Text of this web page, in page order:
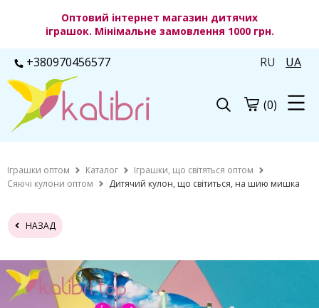
Оптовий інтернет магазин дитячих
іграшок. Мінімальне замовлення 1000 грн.
+380970456577 RU UA
(0)
Іграшки оптом Каталог
Іграшки, що світяться оптом
Сяючі кулони оптом
Дитячий кулон, що світиться, на шию мишка
НАЗАД